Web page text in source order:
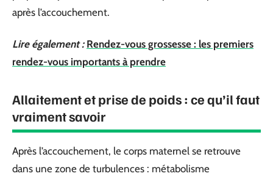
après l’accouchement.
Lire également : Rendez-vous grossesse : les premiers
rendez-vous importants à prendre
Allaitement et prise de poids : ce qu’il faut
vraiment savoir
Après l’accouchement, le corps maternel se retrouve
dans une zone de turbulences : métabolisme